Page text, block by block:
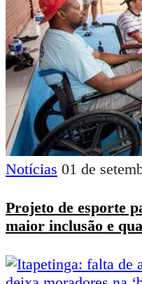
Notícias 01 de
Projeto de esporte
maior inclusão e